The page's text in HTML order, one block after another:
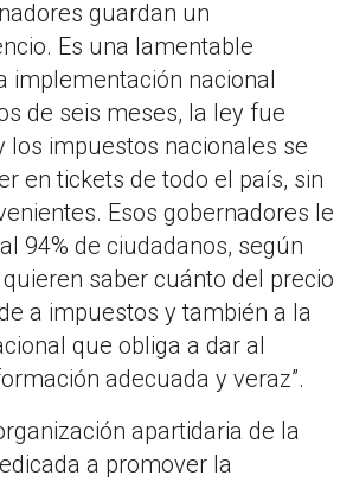
guardan un
Es una lamentable
implementación nacional
de seis meses, la ley fue
los impuestos nacionales se
en tickets de todo el país, sin
Esos gobernadores le
94% de ciudadanos, según
saber cuánto del precio
a impuestos y también a la
que obliga a dar al
adecuada y veraz”.
apartidaria de la
a promover la